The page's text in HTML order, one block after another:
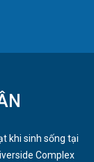
khi sinh sống tại
Complex